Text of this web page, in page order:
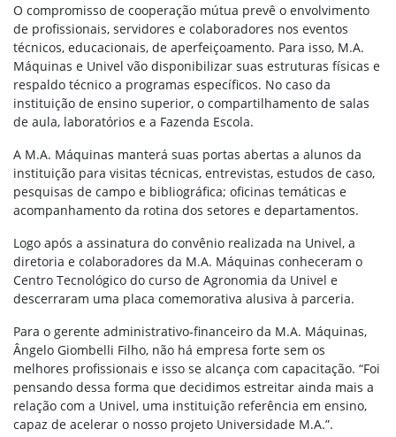
O compromisso de cooperação mútua prevê o envolvimento
de profissionais, servidores e colaboradores nos eventos
técnicos, educacionais, de aperfeiçoamento. Para isso, M.A.
Máquinas e Univel vão disponibilizar suas estruturas físicas e
respaldo técnico a programas específicos. No caso da
instituição de ensino superior, o compartilhamento de salas
de aula, laboratórios e a Fazenda Escola.
A M.A. Máquinas manterá suas portas abertas a alunos da
instituição para visitas técnicas, entrevistas, estudos de caso,
pesquisas de campo e bibliográfica; oficinas temáticas e
acompanhamento da rotina dos setores e departamentos.
Logo após a assinatura do convênio realizada na Univel, a
diretoria e colaboradores da M.A. Máquinas conheceram o
Centro Tecnológico do curso de Agronomia da Univel e
descerraram uma placa comemorativa alusiva à parceria.
Para o gerente administrativo-financeiro da M.A. Máquinas,
Ângelo Giombelli Filho, não há empresa forte sem os
melhores profissionais e isso se alcança com capacitação. “Foi
pensando dessa forma que decidimos estreitar ainda mais a
relação com a Univel, uma instituição referência em ensino,
capaz de acelerar o nosso projeto Universidade M.A.”.